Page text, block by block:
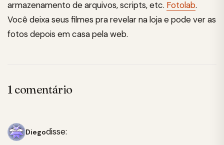
armazenamento de arquivos, scripts, etc. Fotolab.
Você deixa seus filmes pra revelar na loja e pode ver as
fotos depois em casa pela web.
1 comentário
Diegodisse: